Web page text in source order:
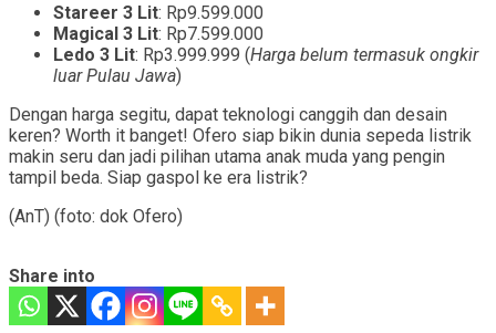
Stareer 3 Lit: Rp9.599.000
Magical 3 Lit: Rp7.599.000
Ledo 3 Lit: Rp3.999.999 (Harga belum termasuk ongkir
luar Pulau Jawa)
Dengan harga segitu, dapat teknologi canggih dan desain
keren? Worth it banget! Ofero siap bikin dunia sepeda listrik
makin seru dan jadi pilihan utama anak muda yang pengin
tampil beda. Siap gaspol ke era listrik?
(AnT) (foto: dok Ofero)
Share into